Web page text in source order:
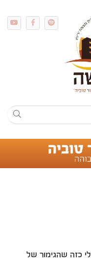
כזה שהגימור של